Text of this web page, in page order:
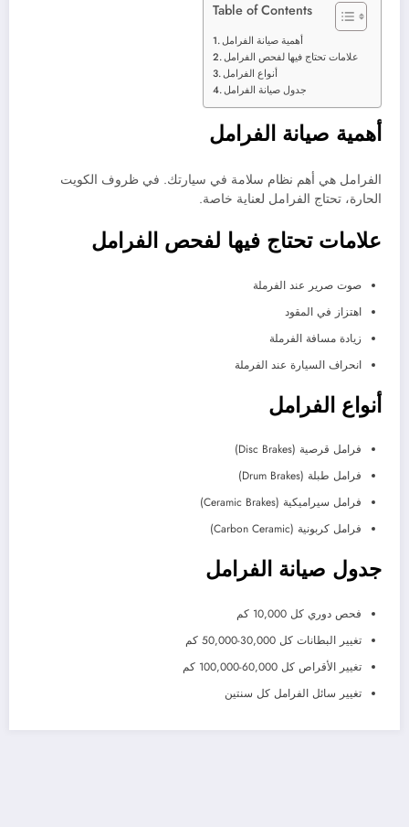
Table of Contents
أهمية صيانة الفرامل
علامات تحتاج فيها لفحص الفرامل
أنواع الفرامل
جدول صيانة الفرامل
أهمية صيانة الفرامل
الفرامل هي أهم نظام سلامة في سيارتك. في ظروف الكويت
الحارة، تحتاج الفرامل لعناية خاصة.
علامات تحتاج فيها لفحص الفرامل
صوت صرير عند الفرملة
اهتزاز في المقود
زيادة مسافة الفرملة
انحراف السيارة عند الفرملة
أنواع الفرامل
فرامل قرصية (Disc Brakes)
فرامل طبلة (Drum Brakes)
فرامل سيراميكية (Ceramic Brakes)
فرامل كربونية (Carbon Ceramic)
جدول صيانة الفرامل
فحص دوري كل 10,000 كم
تغيير البطانات كل 30,000-50,000 كم
تغيير الأقراص كل 60,000-100,000 كم
تغيير سائل الفرامل كل سنتين